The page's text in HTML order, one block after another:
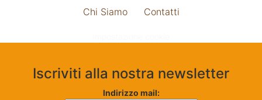
Chi Siamo Contatti
Iscriviti alla nostra newsletter
Indirizzo mail: